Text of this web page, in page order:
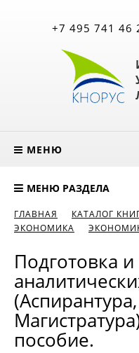
+7 495 741 46
МЕНЮ
МЕНЮ РАЗДЕЛА
ГЛАВНАЯ КАТАЛОГ
ЭКОНОМИКА
Подготовка
пособие.